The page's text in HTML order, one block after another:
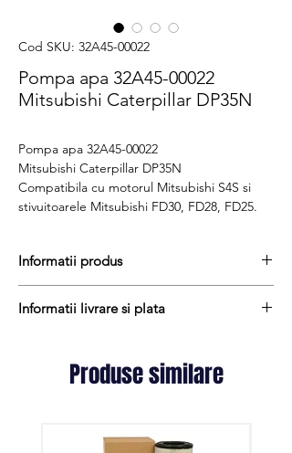
Cod SKU: 32A45-00022
Pompa apa 32A45-00022
Mitsubishi Caterpillar DP35N
Pompa apa 32A45-00022
Mitsubishi Caterpillar DP35N
Compatibila cu motorul Mitsubishi S4S si
stivuitoarele Mitsubishi FD30, FD28, FD25.
Informatii produs
livrare
Cod produs : 32A45-00022
Informatii livrare si plata
expediate in termen de 1 - 2 zile lucratoare
iar termenul de livrare pentru produsele
Courier. Daca preferati livrarea prin
Produse similare